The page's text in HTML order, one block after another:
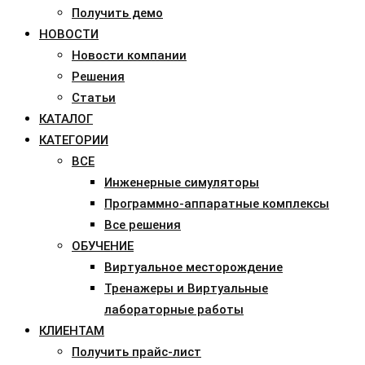
Получить демо
НОВОСТИ
Новости компании
Решения
Статьи
КАТАЛОГ
КАТЕГОРИИ
ВСЕ
Инженерные симуляторы
Программно-аппаратные комплексы
Все решения
ОБУЧЕНИЕ
Виртуальное месторождение
Тренажеры и Виртуальные
лабораторные работы
КЛИЕНТАМ
Получить прайс-лист